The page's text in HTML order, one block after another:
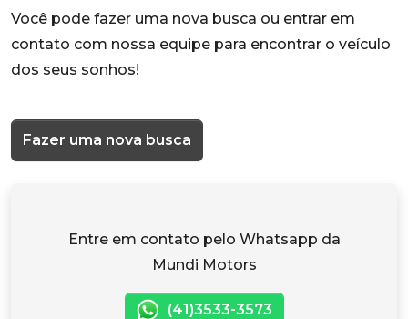
Você pode fazer uma nova busca ou entrar em
contato com nossa equipe para encontrar o veículo
dos seus sonhos!
Fazer uma nova busca
Entre em contato pelo Whatsapp da
Mundi Motors
(41)3533-3573